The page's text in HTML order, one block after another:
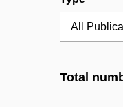
Total